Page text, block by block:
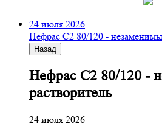
24 июля 2026
Нефрас С2 80/120 -
Назад
Нефрас С2 80/120 -
растворитель
24 июля 2026